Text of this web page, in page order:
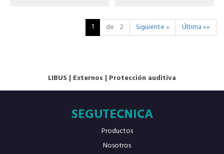
1 de 2 Siguiente » Última »»
LIBUS | Externos | Protección auditiva
SEGUTECNICA
Productos
Nosotros